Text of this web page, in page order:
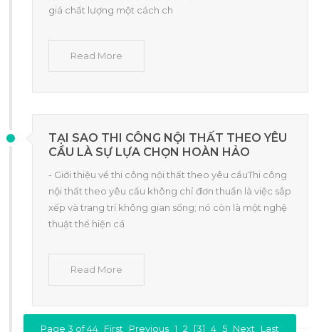
giá chất lượng một cách ch
Read More
TẠI SAO THI CÔNG NỘI THẤT THEO YÊU
CẦU LÀ SỰ LỰA CHỌN HOÀN HẢO
- Giới thiệu về thi công nội thất theo yêu cầuThi công
nội thất theo yêu cầu không chỉ đơn thuần là việc sắp
xếp và trang trí không gian sống; nó còn là một nghệ
thuật thể hiện cá
Read More
Page 3 of 44 First Previous 1 2 [3] 4 5 Next Last